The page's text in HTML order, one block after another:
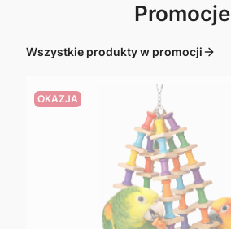
Promocje
Wszystkie produkty w promocji
OKAZJA